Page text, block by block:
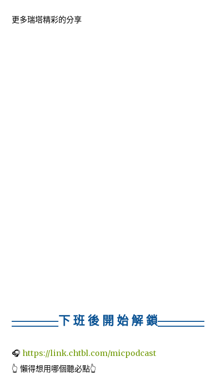
更多瑞塔精彩的分享
下 班 後 開 始 解 鎖
🎧 https://link.chtbl.com/micpodcast
👆 懶得想用哪個聽必點👆